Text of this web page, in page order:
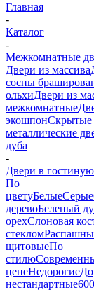
Главная
-
Каталог
-
Межкомнатные
Двери из массива
сосны
ольхиДвери из
межкомнатные
экошпонСкрытые
металлические
дуба
-
Двери в гостиную
По
цветуБелыеСерые
деревоБеленый
орехСлоновая
стеклом
щитовыеПо
стилю
ценеНедорогие
нестандартные